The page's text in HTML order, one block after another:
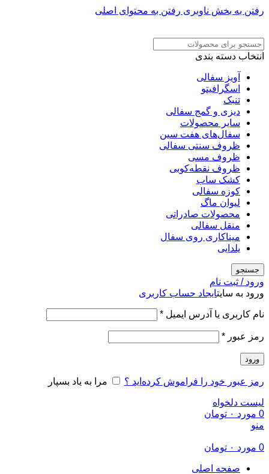
رفتن به بخش ناوبری رفتن به محتوای اصلی
انتخاب دسته بندی
آویز سفالی
اسگرافیتو
تنبک
دیزی و گمج سفالی
سایر محصولات
سفال‌های هفت‌ سین
ظروف سنتی سفالی
ظروف مسی
ظروف نقطه‌کوبی
کشک ساب
کوزه سفالی
لیوان ماگ
محصولات صادراتی
منقل سفالی
میناکاری روی سفال
یلدایی
جستجو
ورود / ثبت نام
ورود به سایتایجاد حساب کاربری
نام کاربری یا آدرس ایمیل *الزامی
رمز عبور *الزامی
ورود
رمز عبور خود را فراموش کرده‌اید ؟ مرا به یاد بسپار
لیست دلخواه
0 مورد ۰ تومان
منو
0 مورد ۰ تومان
صفحه اصلی